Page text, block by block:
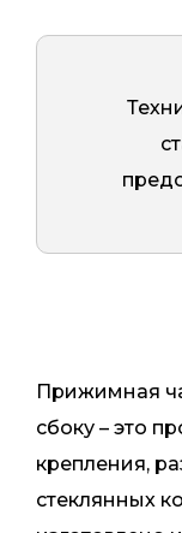
Прижимная
сбоку – это
крепления,
стеклянных